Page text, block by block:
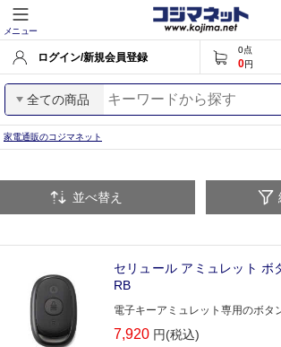
メニュー
ログイン/新規会員登録
0点
0円
全ての商品
家電通販のコジマネット
並べ替え
セリュール アミュレット ボ
RB
電子キーアミュレット専用のボタ
7,920 円(税込)